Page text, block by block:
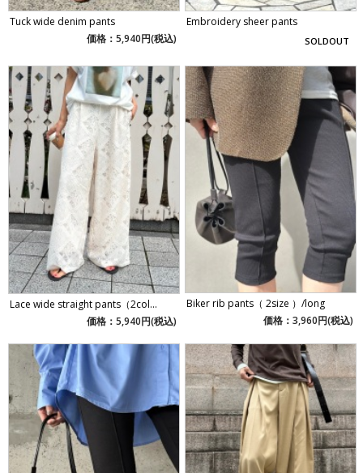
Tuck wide denim pants
価格：5,940円(税込)
Embroidery sheer pants
SOLDOUT
Lace wide straight pants（2col...
価格：5,940円(税込)
Biker rib pants（ 2size ）/long
価格：3,960円(税込)